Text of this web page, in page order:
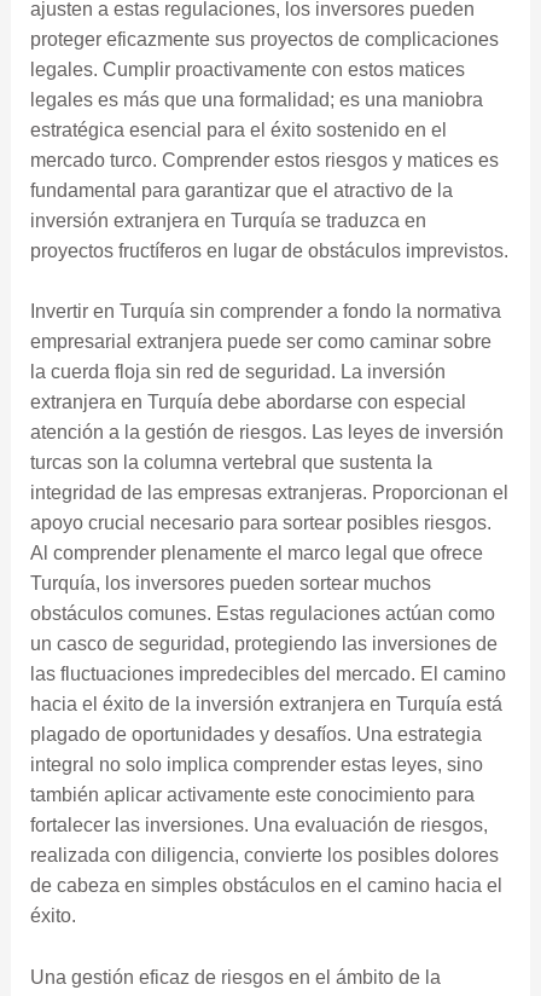
ajusten a estas regulaciones, los inversores pueden
proteger eficazmente sus proyectos de complicaciones
legales. Cumplir proactivamente con estos matices
legales es más que una formalidad; es una maniobra
estratégica esencial para el éxito sostenido en el
mercado turco. Comprender estos riesgos y matices es
fundamental para garantizar que el atractivo de la
inversión extranjera en Turquía se traduzca en
proyectos fructíferos en lugar de obstáculos imprevistos.
Invertir en Turquía sin comprender a fondo la normativa
empresarial extranjera puede ser como caminar sobre
la cuerda floja sin red de seguridad. La inversión
extranjera en Turquía debe abordarse con especial
atención a la gestión de riesgos. Las leyes de inversión
turcas son la columna vertebral que sustenta la
integridad de las empresas extranjeras. Proporcionan el
apoyo crucial necesario para sortear posibles riesgos.
Al comprender plenamente el marco legal que ofrece
Turquía, los inversores pueden sortear muchos
obstáculos comunes. Estas regulaciones actúan como
un casco de seguridad, protegiendo las inversiones de
las fluctuaciones impredecibles del mercado. El camino
hacia el éxito de la inversión extranjera en Turquía está
plagado de oportunidades y desafíos. Una estrategia
integral no solo implica comprender estas leyes, sino
también aplicar activamente este conocimiento para
fortalecer las inversiones. Una evaluación de riesgos,
realizada con diligencia, convierte los posibles dolores
de cabeza en simples obstáculos en el camino hacia el
éxito.
Una gestión eficaz de riesgos en el ámbito de la